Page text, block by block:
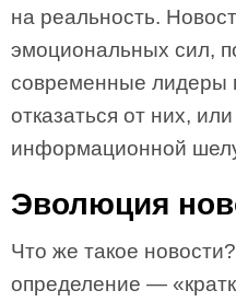
на реальность.
эмоциональных сил,
современные лидеры
отказаться от них,
информационной
Эволюция
Что же такое
определение —